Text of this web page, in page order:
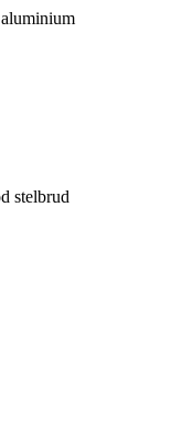
stelbrud